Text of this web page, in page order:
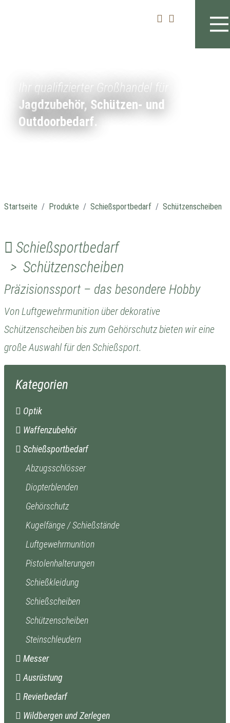
Ihr qualifizierter Großhandel für
Jagdzubehör, Schützen- und
Outdoorbedarf.
Startseite Produkte Schießsportbedarf Schützenscheiben
Schießsportbedarf
> Schützenscheiben
Präzisionssport – das besondere Hobby
Von Luftgewehrmunition über dekorative
Schützenscheiben bis zum Gehörschutz bieten wir eine
große Auswahl für den Schießsport.
Kategorien
Optik
Waffenzubehör
Schießsportbedarf
Abzugsschlösser
Diopterblenden
Gehörschutz
Kugelfänge / Schießstände
Luftgewehrmunition
Pistolenhalterungen
Schießkleidung
Schießscheiben
Schützenscheiben
Steinschleudern
Messer
Ausrüstung
Revierbedarf
Wildbergen und Zerlegen